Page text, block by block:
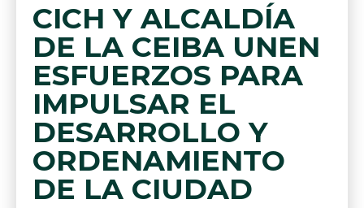
CICH Y ALCALDÍA
DE LA CEIBA UNEN
ESFUERZOS PARA
IMPULSAR EL
DESARROLLO Y
ORDENAMIENTO
DE LA CIUDAD